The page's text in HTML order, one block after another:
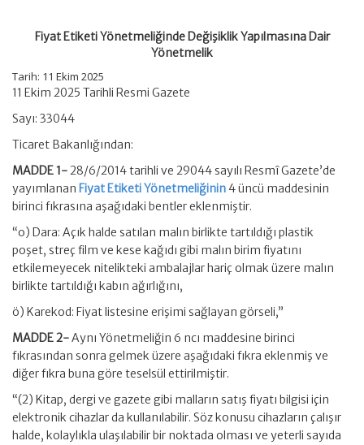
Fiyat Etiketi Yönetmeliğinde Değişiklik Yapılmasına Dair
Yönetmelik
Tarih: 11 Ekim 2025
11 Ekim 2025 Tarihli Resmi Gazete
Sayı: 33044
Ticaret Bakanlığından:
MADDE 1-28/6/2014 tarihli ve 29044 sayılı Resmî Gazete’de
yayımlanan Fiyat Etiketi Yönetmeliğinin 4 üncü maddesinin
birinci fıkrasına aşağıdaki bentler eklenmiştir.
“o) Dara: Açık halde satılan malın birlikte tartıldığı plastik
poşet, streç film ve kese kağıdı gibi malın birim fiyatını
etkilemeyecek nitelikteki ambalajlar hariç olmak üzere malın
birlikte tartıldığı kabın ağırlığını,
ö) Karekod: Fiyat listesine erişimi sağlayan görseli,”
MADDE 2-Aynı Yönetmeliğin 6 ncı maddesine birinci
fıkrasından sonra gelmek üzere aşağıdaki fıkra eklenmiş ve
diğer fıkra buna göre teselsül ettirilmiştir.
“(2) Kitap, dergi ve gazete gibi malların satış fiyatı bilgisi için
elektronik cihazlar da kullanılabilir. Söz konusu cihazların çalışır
halde, kolaylıkla ulaşılabilir bir noktada olması ve yeterli sayıda